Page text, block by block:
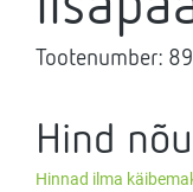
Tootenumber:
Hind
Hinnad ilma